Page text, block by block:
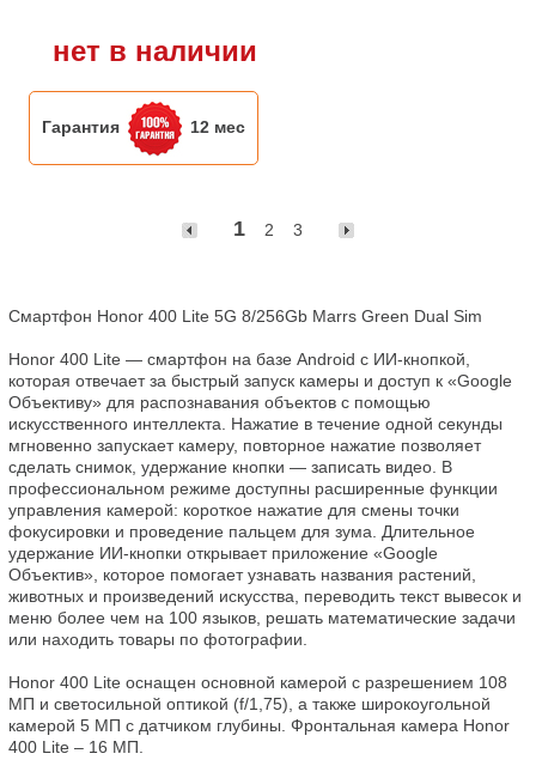
нет в наличии
Гарантия 12 мес
1 2 3
Смартфон Honor 400 Lite 5G 8/256Gb Marrs Green Dual Sim
Honor 400 Lite — смартфон на базе Android с ИИ‑кнопкой,
которая отвечает за быстрый запуск камеры и доступ к «Google
Объективу» для распознавания объектов с помощью
искусственного интеллекта. Нажатие в течение одной секунды
мгновенно запускает камеру, повторное нажатие позволяет
сделать снимок, удержание кнопки — записать видео. В
профессиональном режиме доступны расширенные функции
управления камерой: короткое нажатие для смены точки
фокусировки и проведение пальцем для зума. Длительное
удержание ИИ-кнопки открывает приложение «Google
Объектив», которое помогает узнавать названия растений,
животных и произведений искусства, переводить текст вывесок и
меню более чем на 100 языков, решать математические задачи
или находить товары по фотографии.
Honor 400 Lite оснащен основной камерой с разрешением 108
МП и светосильной оптикой (f/1,75), а также широкоугольной
камерой 5 МП с датчиком глубины. Фронтальная камера Honor
400 Lite – 16 МП.